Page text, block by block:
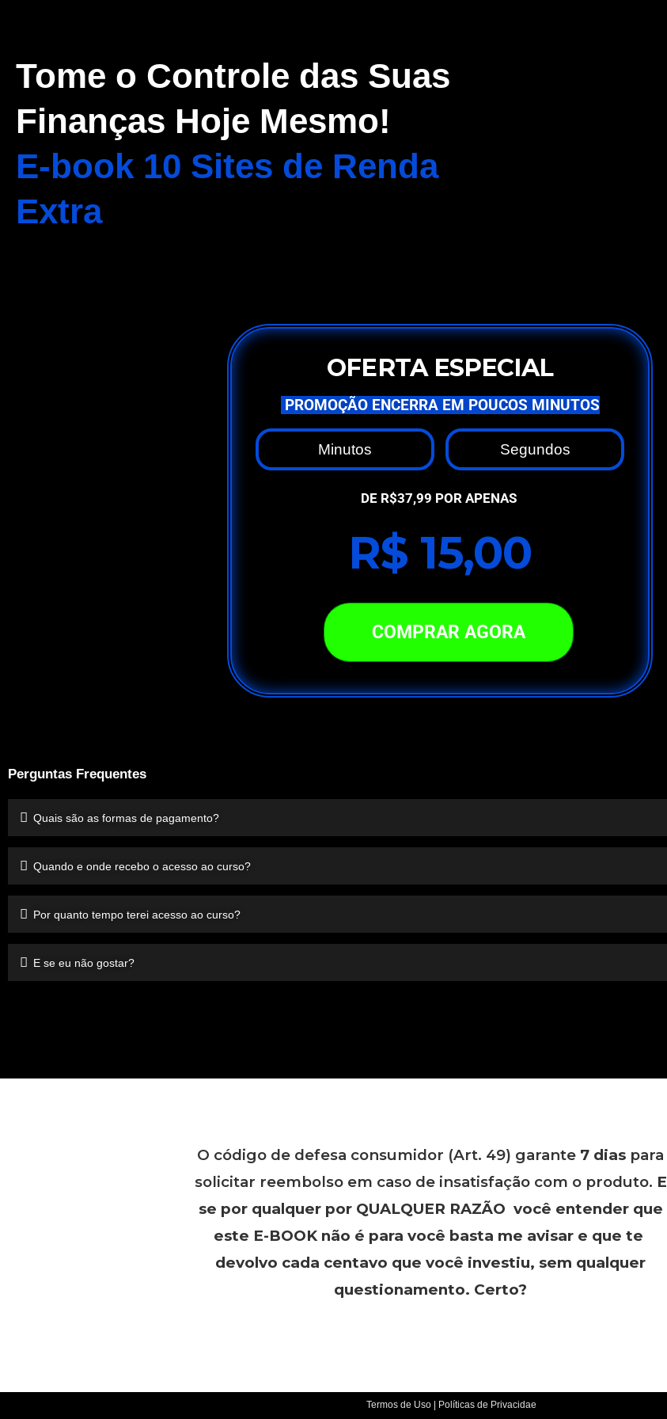
Tome o Controle das Suas
Finanças Hoje Mesmo!
E-book 10 Sites de Renda
Extra
OFERTA ESPECIAL
PROMOÇÃO ENCERRA EM POUCOS MINUTOS
Minutos Segundos
DE R$37,99 POR APENAS
R$ 15,00
COMPRAR AGORA
Perguntas Frequentes
Quais são as formas de pagamento?
Quando e onde recebo o acesso ao curso?
Por quanto tempo terei acesso ao curso?
E se eu não gostar?
O código de defesa consumidor (Art. 49) garante 7 dias para
solicitar reembolso em caso de insatisfação com o produto. E
se por qualquer por QUALQUER RAZÃO você entender que
este E-BOOK não é para você basta me avisar e que te
devolvo cada centavo que você investiu, sem qualquer
questionamento. Certo?
Termos de Uso| Políticas de Privacidae